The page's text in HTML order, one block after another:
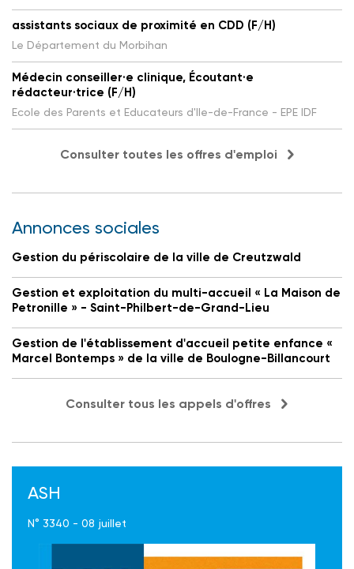
assistants sociaux de proximité en CDD (F/H)
Le Département du Morbihan
Médecin conseiller·e clinique, Écoutant·e
rédacteur·trice (F/H)
Ecole des Parents et Educateurs d'Ile-de-France - EPE IDF
Consulter toutes les offres d'emploi
Annonces sociales
Gestion du périscolaire de la ville de Creutzwald
Gestion et exploitation du multi-accueil « La Maison de
Petronille » - Saint-Philbert-de-Grand-Lieu
Gestion de l'établissement d'accueil petite enfance «
Marcel Bontemps » de la ville de Boulogne-Billancourt
Consulter tous les appels d'offres
ASH
N° 3340 - 08 juillet